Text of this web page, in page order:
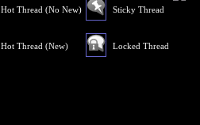
Hot Thread (No New)
Hot Thread (New)
Sticky Thread
Locked Thread